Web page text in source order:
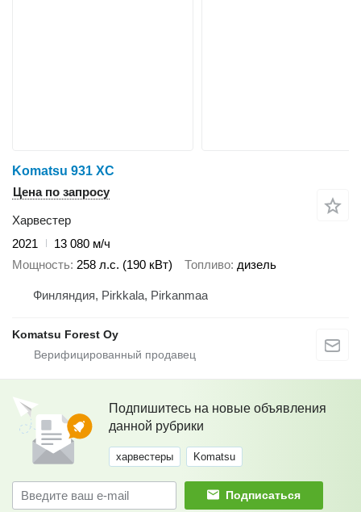
Komatsu 931 XC
Цена по запросу
Харвестер
2021
13 080 м/ч
Мощность 258 л.с. (190 кВт) Топливо дизель
Финляндия, Pirkkala, Pirkanmaa
Komatsu Forest Oy
Подпишитесь на новые объявления
данной рубрики
харвестеры Komatsu
Подписаться